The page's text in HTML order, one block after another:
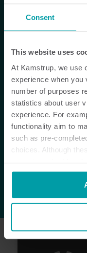
Consent
This website uses
At Kamstrup, we use
experience when you
number of purposes
statistics about user
experience. For
functionality aim to
such as pre-
choices. Although
them.
Kamstrup makes
cookie is installed by
You can at any time